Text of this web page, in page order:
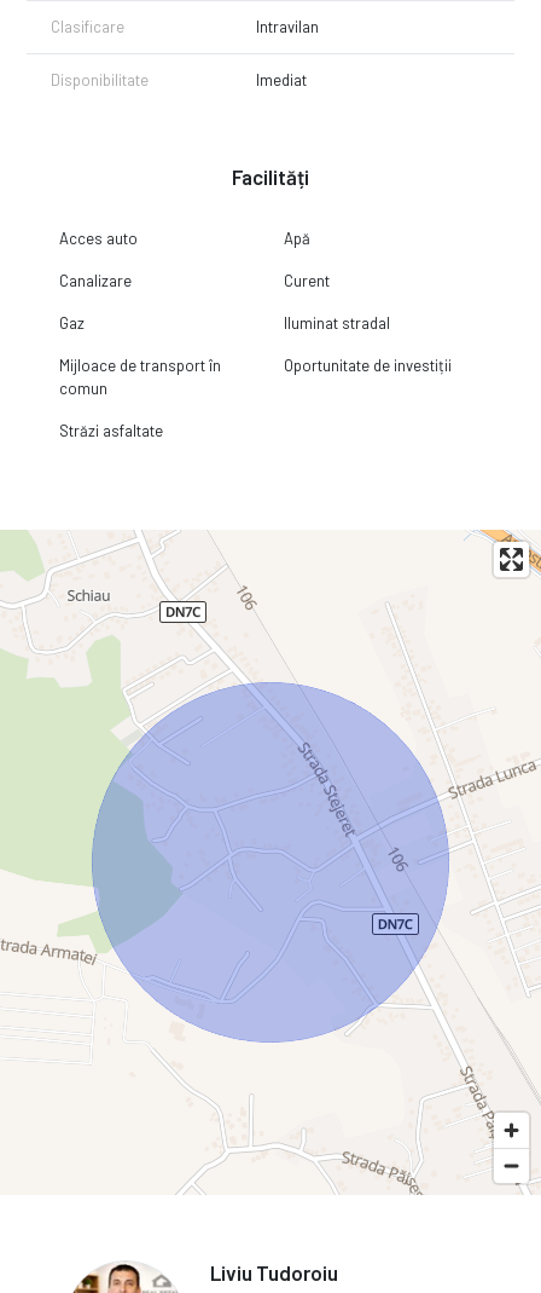
Clasificare Intravilan
Disponibilitate Imediat
Facilități
Acces auto Apă
Canalizare Curent
Gaz Iluminat stradal
Mijloace de transport în
comun
Oportunitate de investiții
Străzi asfaltate
Liviu Tudoroiu